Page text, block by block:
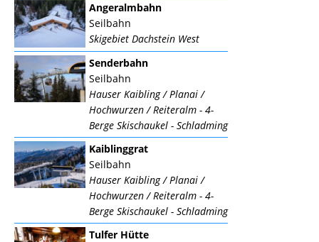
Angeralmbahn
Seilbahn
Skigebiet Dachstein West
Senderbahn
Seilbahn
Hauser Kaibling / Planai /
Hochwurzen / Reiteralm - 4-
Berge Skischaukel - Schladming
Kaiblinggrat
Seilbahn
Hauser Kaibling / Planai /
Hochwurzen / Reiteralm - 4-
Berge Skischaukel - Schladming
Tulfer Hütte